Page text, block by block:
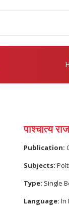
पाश्चात्य
Publication:
Subjects:
Type: Single
Language: In